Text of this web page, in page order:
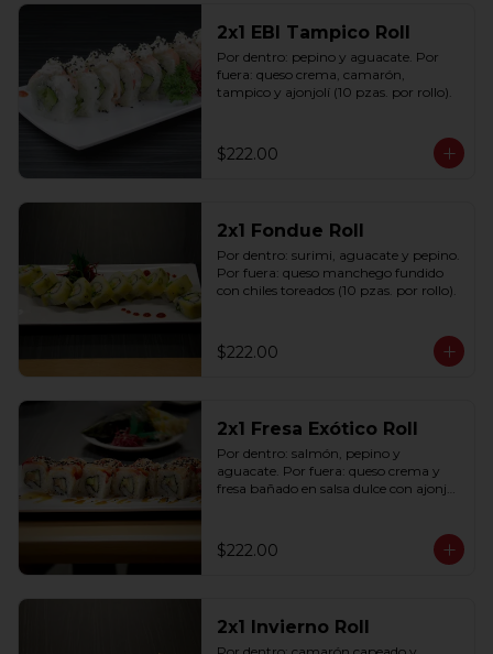
2x1 EBI Tampico Roll
Por dentro: pepino y aguacate. Por
fuera: queso crema, camarón,
tampico y ajonjolí (10 pzas. por rollo).
$222.00
2x1 Fondue Roll
Por dentro: surimi, aguacate y pepino.
Por fuera: queso manchego fundido
con chiles toreados (10 pzas. por rollo).
$222.00
2x1 Fresa Exótico Roll
Por dentro: salmón, pepino y
aguacate. Por fuera: queso crema y
fresa bañado en salsa dulce con ajonjolí
$222.00
2x1 Invierno Roll